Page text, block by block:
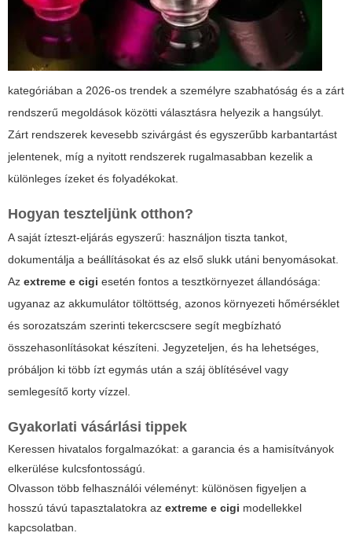
kategóriában a 2026-os trendek a személyre szabhatóság és a zárt
rendszerű megoldások közötti választásra helyezik a hangsúlyt.
Zárt rendszerek kevesebb szivárgást és egyszerűbb karbantartást
jelentenek, míg a nyitott rendszerek rugalmasabban kezelik a
különleges ízeket és folyadékokat.
Hogyan teszteljünk otthon?
A saját ízteszt-eljárás egyszerű: használjon tiszta tankot,
dokumentálja a beállításokat és az első slukk utáni benyomásokat.
Az extreme e cigi esetén fontos a tesztkörnyezet állandósága:
ugyanaz az akkumulátor töltöttség, azonos környezeti hőmérséklet
és sorozatszám szerinti tekercscsere segít megbízható
összehasonlításokat készíteni. Jegyzeteljen, és ha lehetséges,
próbáljon ki több ízt egymás után a száj öblítésével vagy
semlegesítő korty vízzel.
Gyakorlati vásárlási tippek
Keressen hivatalos forgalmazókat: a garancia és a hamisítványok
elkerülése kulcsfontosságú.
Olvasson több felhasználói véleményt: különösen figyeljen a
hosszú távú tapasztalatokra az extreme e cigi modellekkel
kapcsolatban.